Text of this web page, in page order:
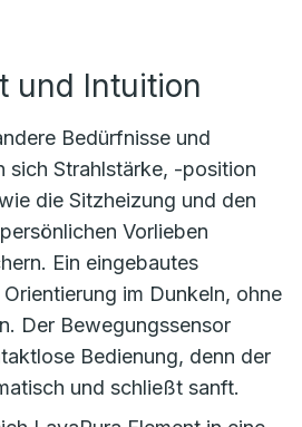
und Intuition
Bedürfnisse und
sich Strahlstärke, -position
die Sitzheizung und den
Vorlieben
Ein eingebautes
im Dunkeln, ohne
Der Bewegungssensor
Bedienung, denn der
und schließt sanft.